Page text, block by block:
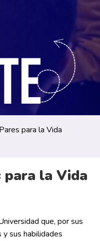
para la Vida
para la Vida
que, por sus
sus habilidades